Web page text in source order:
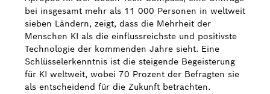
bei insgesamt mehr als 11 000 Personen in weltweit
sieben Ländern, zeigt, dass die Mehrheit der
Menschen KI als die einflussreichste und positivste
Technologie der kommenden Jahre sieht. Eine
Schlüsselerkenntnis ist die steigende Begeisterung
für KI weltweit, wobei 70 Prozent der Befragten sie
als entscheidend für die Zukunft betrachten.